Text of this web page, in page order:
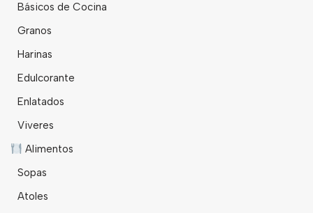
Básicos de Cocina
Granos
Harinas
Edulcorante
Enlatados
Viveres
Alimentos
Sopas
Atoles